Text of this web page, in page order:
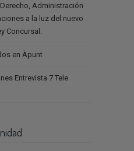
Administración
a la luz del nuevo
Concursal.
en Àpunt
Entrevista 7 Tele